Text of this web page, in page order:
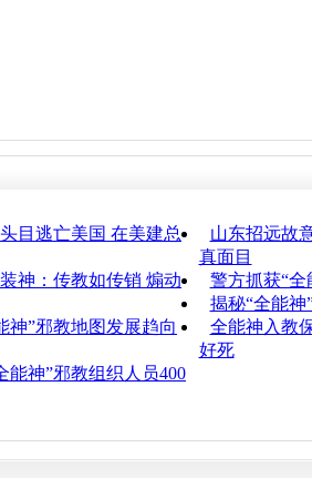
目逃亡美国 在美建总
山东招远故
真面目
神：传教如传销 煽动
警方抓获“全
揭秘“全能神
神”邪教地图发展趋向
全能神入教
好死
能神”邪教组织人员400